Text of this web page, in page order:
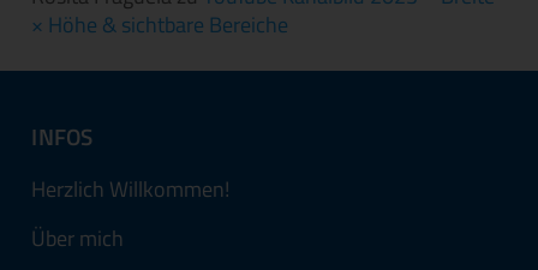
× Höhe & sichtbare Bereiche
INFOS
Herzlich Willkommen!
Über mich